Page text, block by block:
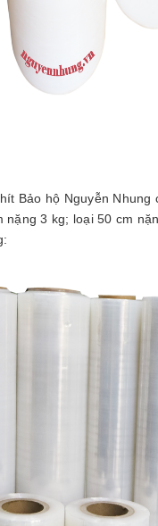
Bảo hộ Nguyễn Nhung
nặng 3 kg; loại 50 cm